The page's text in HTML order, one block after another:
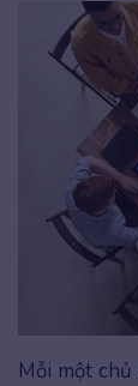
Mỗi một